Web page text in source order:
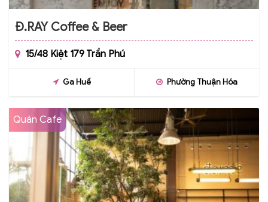
Đ.RAY Coffee & Beer
15/48 Kiệt 179 Trần Phú
Ga Huế Phường Thuận Hóa
Quán Cafe